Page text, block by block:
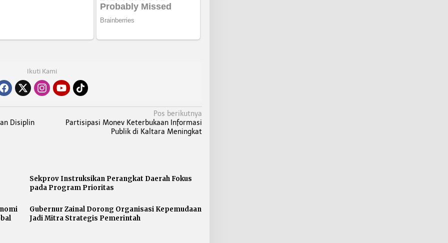
Ikuti Kami
Disiplin
Pos berikutnya
Partisipasi Monev Keterbukaan Informasi
Publik di Kaltara Meningkat
Sekprov Instruksikan Perangkat Daerah Fokus
pada Program Prioritas
Gubernur Zainal Dorong Organisasi Kepemudaan
Jadi Mitra Strategis Pemerintah